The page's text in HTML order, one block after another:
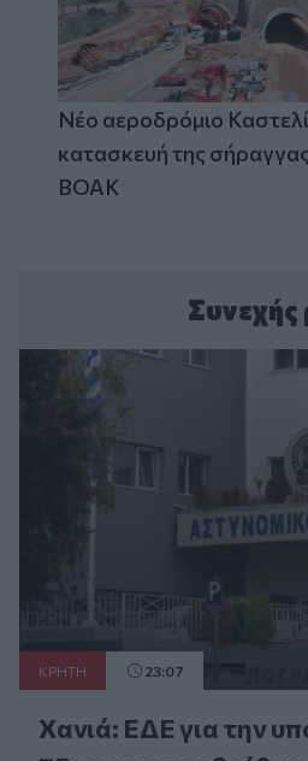
Νέο αεροδρόμιο
κατασκευή της
ΒΟΑΚ
Συνεχής
ΚΡΗΤΗ 23:07
Χανιά: ΕΔΕ για την